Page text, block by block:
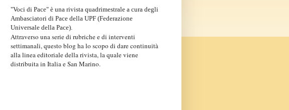
"Voci di Pace" è una rivista quadrimestrale a cura degli
Ambasciatori di Pace della UPF (Federazione
Universale della Pace).
Attraverso una serie di rubriche e di interventi
settimanali, questo blog ha lo scopo di dare continuità
alla linea editoriale della rivista, la quale viene
distribuita in Italia e San Marino.